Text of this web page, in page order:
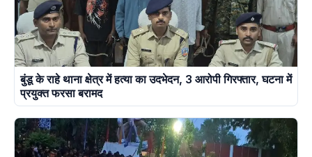
बुंडू के राहे थाना क्षेत्र में हत्या का उदभेदन, 3 आरोपी गिरफ्तार, घटना में
प्रयुक्त फरसा बरामद